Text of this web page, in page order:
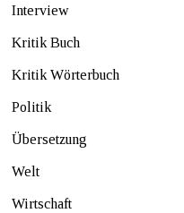
Interview
Kritik Buch
Kritik Wörterbuch
Politik
Übersetzung
Welt
Wirtschaft